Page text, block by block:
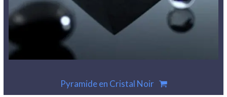
Pyramide en Cristal Noir